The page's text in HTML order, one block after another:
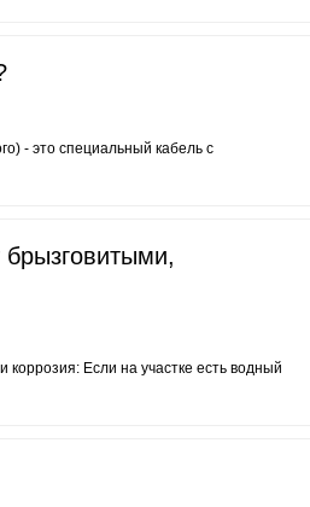
- это специальный кабель с
Если на участке есть водный